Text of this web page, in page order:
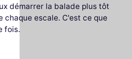
démarrer la balade plus tôt
chaque escale. C'est ce que
fois.